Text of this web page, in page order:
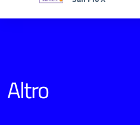
Altro